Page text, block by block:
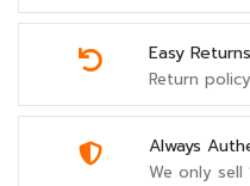
Easy Returns
Return
Always
We only